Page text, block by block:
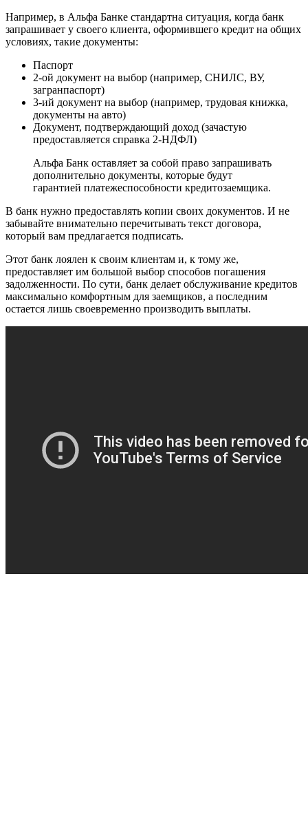
Например, в Альфа Банке стандартна ситуация, когда банк
запрашивает у своего клиента, оформившего кредит на общих
условиях, такие документы:
Паспорт
2-ой документ на выбор (например, СНИЛС, ВУ,
загранпаспорт)
3-ий документ на выбор (например, трудовая книжка,
документы на авто)
Документ, подтверждающий доход (зачастую
предоставляется справка 2-НДФЛ)
Альфа Банк оставляет за собой право запрашивать
дополнительно документы, которые будут
гарантией платежеспособности кредитозаемщика.
В банк нужно предоставлять копии своих документов. И не
забывайте внимательно перечитывать текст договора,
который вам предлагается подписать.
Этот банк лоялен к своим клиентам и, к тому же,
предоставляет им большой выбор способов погашения
задолженности. По сути, банк делает обслуживание кредитов
максимально комфортным для заемщиков, а последним
остается лишь своевременно производить выплаты.